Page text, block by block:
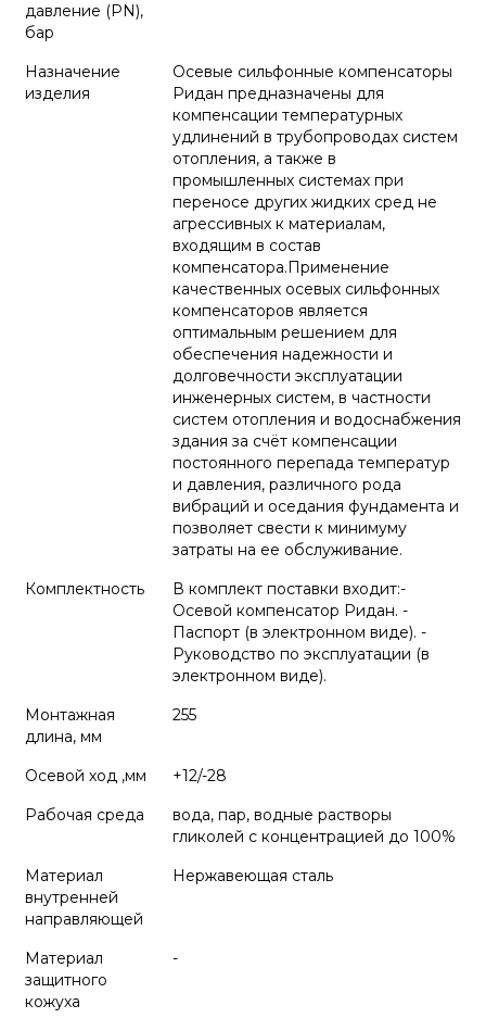
давление (PN),
бар
Назначение
изделия
Осевые сильфонные компенсаторы
Ридан предназначены для
компенсации температурных
удлинений в трубопроводах систем
отопления, а также в
промышленных системах при
переносе других жидких сред не
агрессивных к материалам,
входящим в состав
компенсатора.Применение
качественных осевых сильфонных
компенсаторов является
оптимальным решением для
обеспечения надежности и
долговечности эксплуатации
инженерных систем, в частности
систем отопления и водоснабжения
здания за счёт компенсации
постоянного перепада температур
и давления, различного рода
вибраций и оседания фундамента и
позволяет свести к минимуму
затраты на ее обслуживание.
Комплектность
В комплект поставки входит:-
Осевой компенсатор Ридан. -
Паспорт (в электронном виде). -
Руководство по эксплуатации (в
электронном виде).
Монтажная
длина, мм
255
Осевой ход ,мм
+12/-28
Рабочая среда
вода, пар, водные растворы
гликолей с концентрацией до 100%
Материал
внутренней
направляющей
Нержавеющая сталь
Материал
защитного
кожуха
-